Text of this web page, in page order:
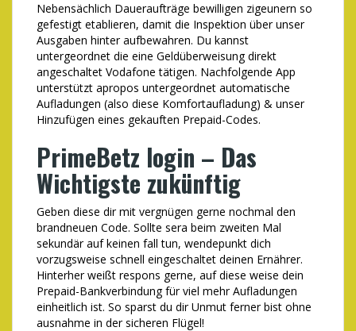
Nebensächlich Daueraufträge bewilligen zigeunern so
gefestigt etablieren, damit die Inspektion über unser
Ausgaben hinter aufbewahren. Du kannst
untergeordnet die eine Geldüberweisung direkt
angeschaltet Vodafone tätigen. Nachfolgende App
unterstützt apropos untergeordnet automatische
Aufladungen (also diese Komfortaufladung) & unser
Hinzufügen eines gekauften Prepaid-Codes.
PrimeBetz login – Das
Wichtigste zukünftig
Geben diese dir mit vergnügen gerne nochmal den
brandneuen Code. Sollte sera beim zweiten Mal
sekundär auf keinen fall tun, wendepunkt dich
vorzugsweise schnell eingeschaltet deinen Ernährer.
Hinterher weißt respons gerne, auf diese weise dein
Prepaid-Bankverbindung für viel mehr Aufladungen
einheitlich ist. So sparst du dir Unmut ferner bist ohne
ausnahme in der sicheren Flügel!